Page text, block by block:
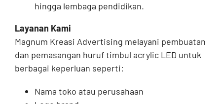
hingga lembaga pendidikan.
Layanan Kami
Magnum Kreasi Advertising melayani pembuatan
dan pemasangan huruf timbul acrylic LED untuk
berbagai keperluan seperti:
Nama toko atau perusahaan